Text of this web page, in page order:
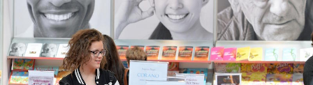
NEWSLETTER
I MIEI PREFERITI